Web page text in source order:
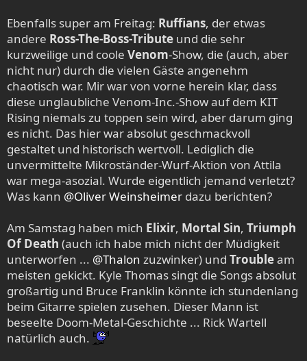
Ebenfalls super am Freitag: Ruffians, der etwas
andere Ross-The-Boss-Tribute und die sehr
kurzweilige und coole Venom-Show, die (auch, aber
nicht nur) durch die vielen Gäste angenehm
chaotisch war. Mir war von vorne herein klar, dass
diese unglaubliche Venom-Inc.-Show auf dem KIT
Rising niemals zu toppen sein wird, aber darum ging
es nicht. Das hier war absolut geschmackvoll
gestaltet und historisch wertvoll. Lediglich die
unvermittelte Mikroständer-Wurf-Aktion von Attila
war mega-asozial. Wurde eigentlich jemand verletzt?
Was kann @Oliver Weinsheimer dazu berichten?
Am Samstag haben mich Elixir, Mortal Sin, Triumph
Of Death (auch ich habe mich nicht der Müdigkeit
unterworfen ... @Thalon zuzwinker) und Troubleam
meisten gekickt. Kyle Thomas singt die Songs absolut
großartig und Bruce Franklin könnte ich stundenlang
beim Gitarre spielen zusehen. Dieser Mann ist
beseelte Doom-Metal-Geschichte ... Rick Wartell
natürlich auch.